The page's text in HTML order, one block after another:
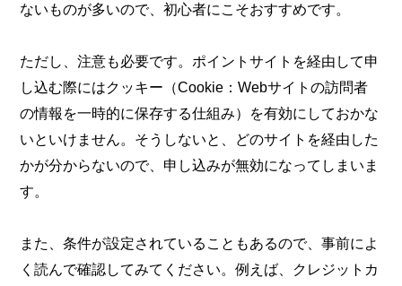
ないものが多いので、初心者にこそおすすめです。
ただし、注意も必要です。ポイントサイトを経由して申
し込む際にはクッキー（Cookie：Webサイトの訪問者
の情報を一時的に保存する仕組み）を有効にしておかな
いといけません。そうしないと、どのサイトを経由した
かが分からないので、申し込みが無効になってしまいま
す。
また、条件が設定されていることもあるので、事前によ
く読んで確認してみてください。例えば、クレジットカ